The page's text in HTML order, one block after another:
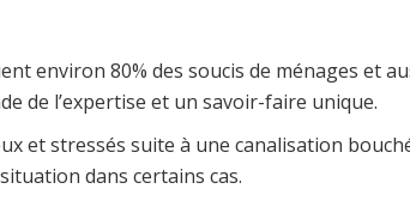
environ 80% des soucis de ménages et
de l’expertise et un savoir-faire unique.
et stressés suite à une canalisation
dans certains cas.